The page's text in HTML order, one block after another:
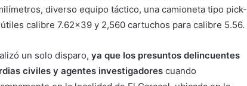
diverso equipo táctico, una camioneta tipo pick-
calibre 7.62×39 y 2,560 cartuchos para calibre 5.56.
un solo disparo, ya que los presuntos delincuentes
civiles y agentes investigadores cuando